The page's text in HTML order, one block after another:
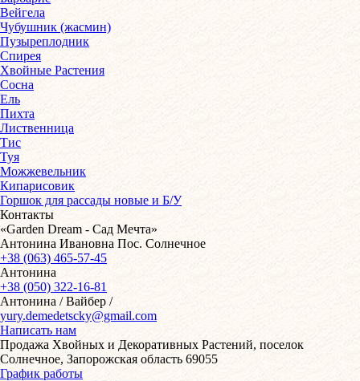
Вейгела
Чубушник (жасмин)
Пузыреплодник
Спирея
Хвойные Растения
Сосна
Ель
Пихта
Лиственница
Тис
Туя
Можжевельник
Кипарисовик
Горшок для рассады новые и Б/У
Контакты
«Garden Dream - Сад Мечта»
Антонина Ивановна Пос. Солнечное
+38 (063) 465-57-45
Антонина
+38 (050) 322-16-81
Антонина / Вайбер /
yury.demedetscky@gmail.com
Написать нам
Продажа Хвойных и Декоративных Растений, поселок
Солнечное, Запорожская область 69055
График работы